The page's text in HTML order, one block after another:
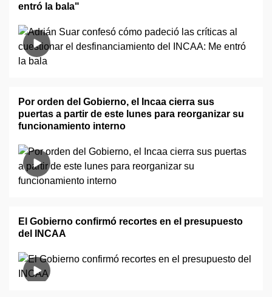
entró la bala"
Por orden del Gobierno, el Incaa cierra sus
puertas a partir de este lunes para reorganizar su
funcionamiento interno
El Gobierno confirmó recortes en el presupuesto
del INCAA